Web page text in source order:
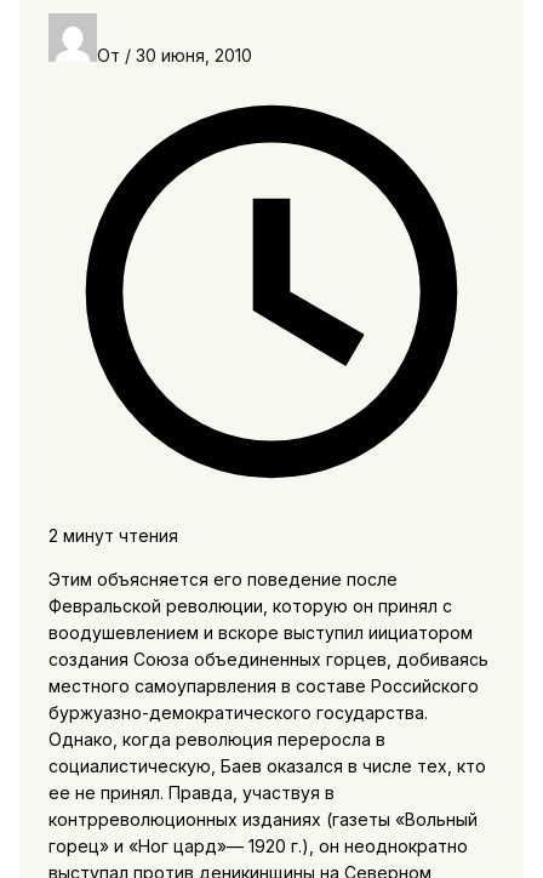
От / 30 июня, 2010
2 минут чтения
Этим объясняется его поведение после
Февральской революции, которую он принял с
воодушевлением и вскоре выступил иициатором
создания Союза объединенных горцев, добиваясь
местного самоупарвления в составе Российского
буржуазно-демократического государства.
Однако, когда революция переросла в
социалистическую, Баев оказался в числе тех, кто
ее не принял. Правда, участвуя в
контрреволюционных изданиях (газеты «Вольный
горец» и «Ног цард»— 1920 г.), он неоднократно
выступал против деникинщины на Северном